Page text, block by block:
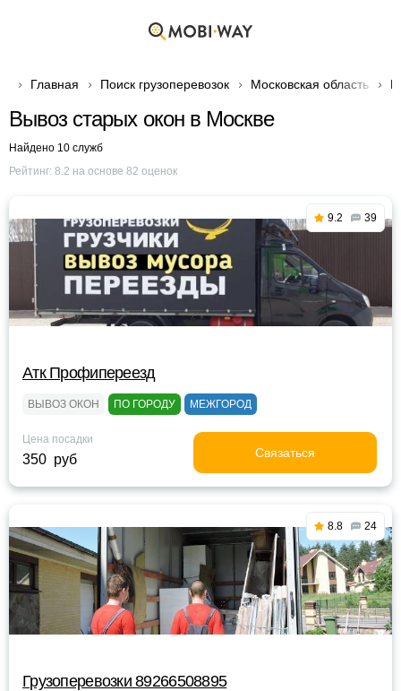
Главная Поиск грузоперевозок Московская область
Вывоз старых окон в Москве
Найдено 10 служб
Рейтинг: 8.2 на основе 82 оценок
9.2 39
Атк Профипереезд
ВЫВОЗ ОКОН ПО ГОРОДУ МЕЖГОРОД
Цена посадки
350 руб Связаться
8.8 24
Грузоперевозки 89266508895